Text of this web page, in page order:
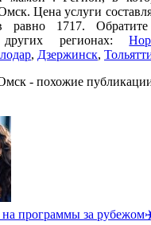
Цена услуги
равно 1717.
регионах:
, Дзержинск,
- похожие
программы за